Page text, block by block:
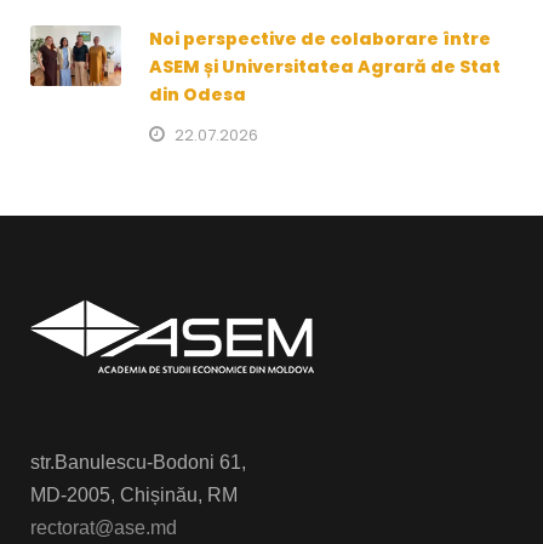
Noi perspective de colaborare între
ASEM și Universitatea Agrară de Stat
din Odesa
22.07.2026
str.Banulescu-Bodoni 61,
MD-2005, Chișinău, RM
rectorat@ase.md